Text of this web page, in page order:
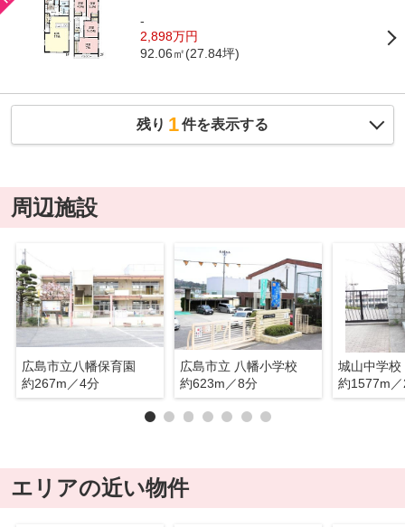
-
2,898万円
92.06㎡(27.84坪)
残り 1件を表示する
周辺施設
広島市立八幡保育園
約267m／4分
広島市立 八幡小学校
約623m／8分
城山中学校
約1577m
エリアの近い物件